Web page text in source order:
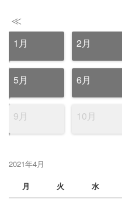
≪
1月 2月
5月 6月
9月 10月
2021年4月
月
火 水